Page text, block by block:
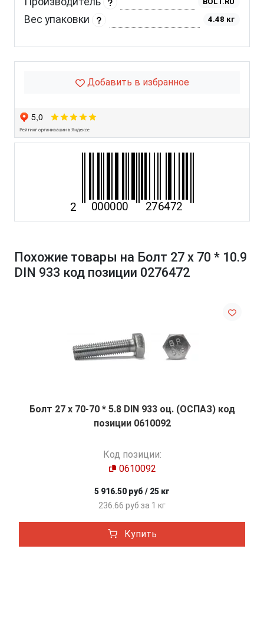
Вес упаковки 4.48 кг
Добавить в избранное
Похожие товары на Болт 27 х 70 * 10.9
DIN 933 код позиции 0276472
Болт 27 х 70-70 * 5.8 DIN 933 оц. (ОСПАЗ) код
позиции 0610092
Код позиции:
0610092
5 916.50 руб / 25 кг
236.66 руб за 1 кг
Купить